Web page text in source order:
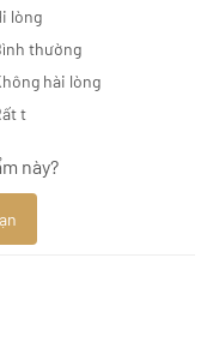
lòng
thường
hài lòng
t
này?